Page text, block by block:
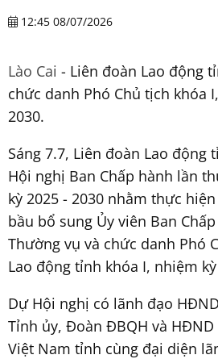
12:45 08/07/2026
Lào Cai - Liên đoàn Lao động
chức danh Phó Chủ tịch khóa
2030.
Sáng 7.7, Liên đoàn Lao động
Hội nghị Ban Chấp hành lần
kỳ 2025 - 2030 nhằm thực
bầu bổ sung Ủy viên Ban
Thường vụ và chức danh Phó
Lao động tỉnh khóa I, nhiệm kỳ
Dự Hội nghị có lãnh đạo
Tỉnh ủy, Đoàn ĐBQH và HĐND
Việt Nam tỉnh cùng đại diện